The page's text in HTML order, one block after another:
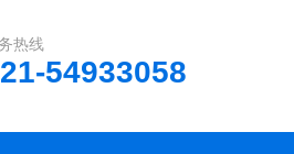
热线
54933058